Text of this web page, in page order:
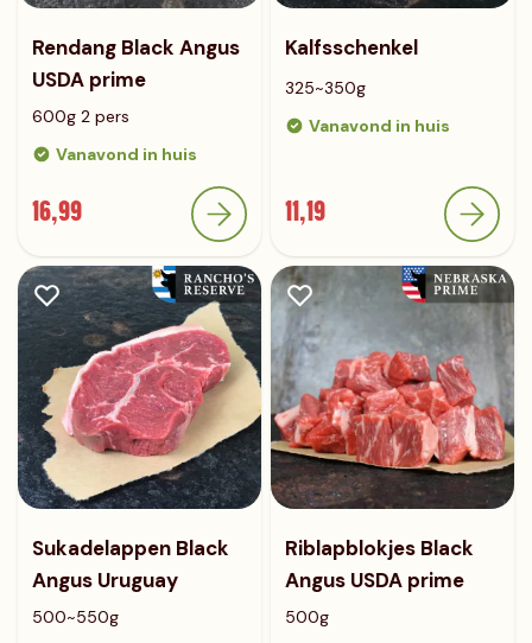
Rendang Black Angus
USDA prime
600g 2 pers
Vanavond in huis
16,99
Kalfsschenkel
325~350g
Vanavond in huis
11,19
Sukadelappen Black
Angus Uruguay
500~550g
Riblapblokjes Black
Angus USDA prime
500g